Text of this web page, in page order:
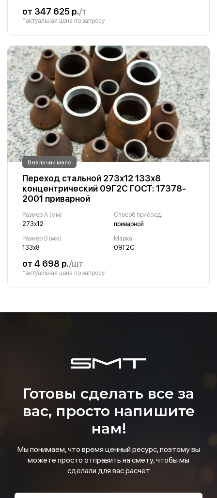
от 347 625 р./т
*актуальная цена по запросу
В наличии мало
Переход стальной 273х12 133х8
концентрический 09Г2С ГОСТ: 17378-
2001 приварной
Размер A (мм)
273х12
Способ присоед.
приварной
Размер B (мм)
133х8
Марка
09Г2С
от 4 698 р./шт
*актуальная цена по запросу
Готовы сделать все за
вас, просто напишите
нам!
Мы понимаем, что время ценный ресурс, поэтому вы
можете просто отправить на смету, чтобы мы
сделали для вас расчет